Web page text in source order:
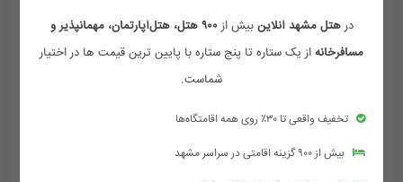
درهتل مشهد آنلاین بیش از
۹۰۰ هتل، هتل‌آپارتمان، مهمانپذیر و
مسافرخانه از یک ستاره تا پنج ستاره با پایین ترین قیمت ها در اختیار
شماست.
تخفیف واقعی تا ۳۰٪ روی همه اقامتگاه‌ها
بیش از ۹۰۰ گزینه اقامتی در سراسر مشهد